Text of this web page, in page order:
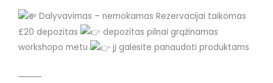
Dalyvavimas – nemokamas Rezervacijai taikomas
£20 depozitas
depozitas pilnai grąžinamas
workshopo metu
jį galėsite panaudoti produktams
⸻